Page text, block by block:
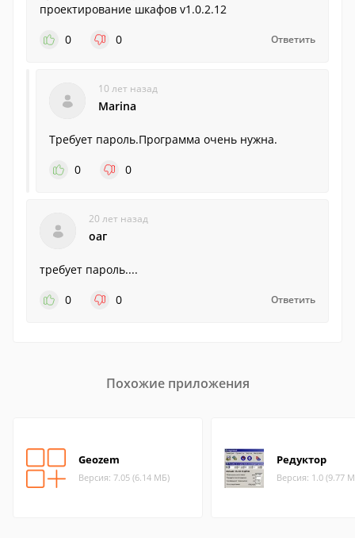
проектирование шкафов v1.0.2.12
0
0 Ответить
10 лет назад
Marina
Требует пароль.Программа очень нужна.
0
0
20 лет назад
оаг
требует пароль....
0
0 Ответить
Похожие приложения
Geozem
Версия: 7.05 (6.14 МБ)
Редуктор
Версия: 1.0 (9.77